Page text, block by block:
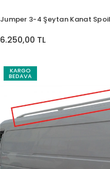
Jumper 3-4 Şeytan Kanat
6.250,00 TL
KARGO
BEDAVA